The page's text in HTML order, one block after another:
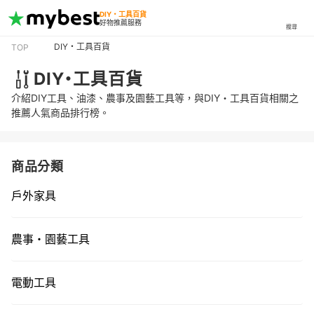
DIY・工具百貨
好物推薦服務
搜尋
TOP DIY・工具百貨
DIY・工具百貨
介紹DIY工具、油漆、農事及園藝工具等，與DIY・工具百貨相關之
推薦人氣商品排行榜。
商品分類
戶外家具
農事・園藝工具
電動工具